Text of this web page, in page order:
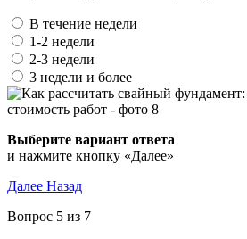
В течение недели
1-2 недели
2-3 недели
3 недели и более
Выберите вариант ответа
и нажмите кнопку «Далее»
Далее Назад
Вопрос 5 из 7